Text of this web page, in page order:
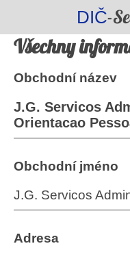
DIČ-
Všechny
Obchodní název
J.G. Servicos
Orientacao
Obchodní jméno
J.G. Servicos
Adresa